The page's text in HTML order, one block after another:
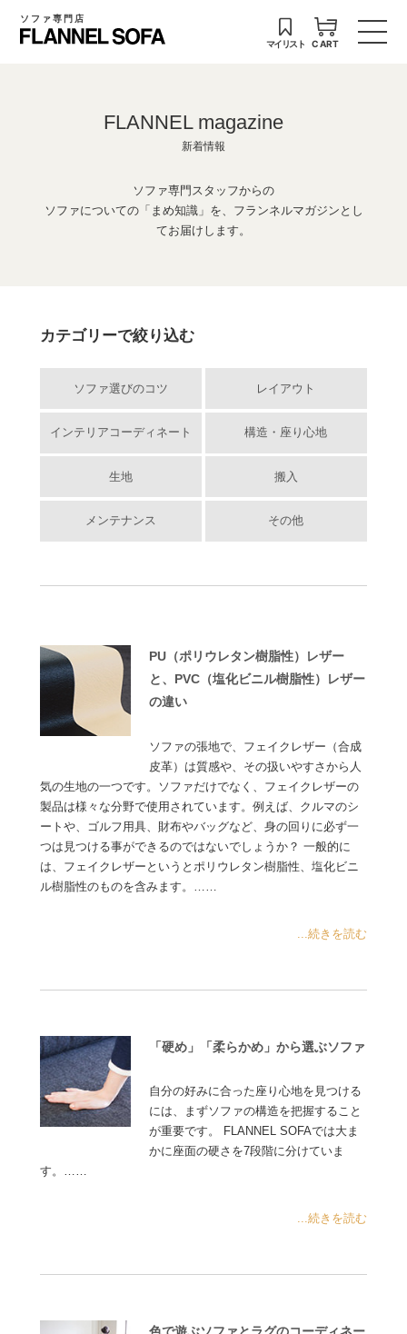
ソファ専門店
マイリスト CART
FLANNEL magazine
新着情報
ソファ専門スタッフからの
ソファについての「まめ知識」を、フランネルマガジンとし
てお届けします。
カテゴリーで絞り込む
ソファ選びのコツ レイアウト
インテリアコーディネート 構造・座り心地
生地 搬入
メンテナンス その他
PU（ポリウレタン樹脂性）レザー
と、PVC（塩化ビニル樹脂性）レザー
の違い
ソファの張地で、フェイクレザー（合成
皮革）は質感や、その扱いやすさから人
気の生地の一つです。ソファだけでなく、フェイクレザーの
製品は様々な分野で使用されています。例えば、クルマのシ
ートや、ゴルフ用具、財布やバッグなど、身の回りに必ず一
つは見つける事ができるのではないでしょうか？ 一般的に
は、フェイクレザーというとポリウレタン樹脂性、塩化ビニ
ル樹脂性のものを含みます。……
...続きを読む
「硬め」「柔らかめ」から選ぶソファ
自分の好みに合った座り心地を見つける
には、まずソファの構造を把握すること
が重要です。 FLANNEL SOFAでは大ま
かに座面の硬さを7段階に分けていま
す。……
...続きを読む
色で遊ぶソファとラグのコーディネー